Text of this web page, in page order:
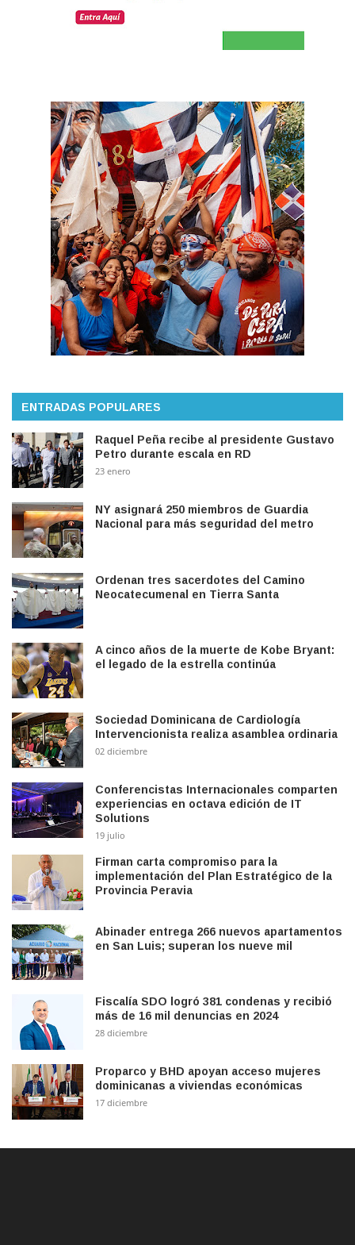
ENTRADAS POPULARES
Raquel Peña recibe al presidente Gustavo
Petro durante escala en RD
23 enero
NY asignará 250 miembros de Guardia
Nacional para más seguridad del metro
Ordenan tres sacerdotes del Camino
Neocatecumenal en Tierra Santa
A cinco años de la muerte de Kobe Bryant:
el legado de la estrella continúa
Sociedad Dominicana de Cardiología
Intervencionista realiza asamblea ordinaria
02 diciembre
Conferencistas Internacionales comparten
experiencias en octava edición de IT
Solutions
19 julio
Firman carta compromiso para la
implementación del Plan Estratégico de la
Provincia Peravia
Abinader entrega 266 nuevos apartamentos
en San Luis; superan los nueve mil
Fiscalía SDO logró 381 condenas y recibió
más de 16 mil denuncias en 2024
28 diciembre
Proparco y BHD apoyan acceso mujeres
dominicanas a viviendas económicas
17 diciembre